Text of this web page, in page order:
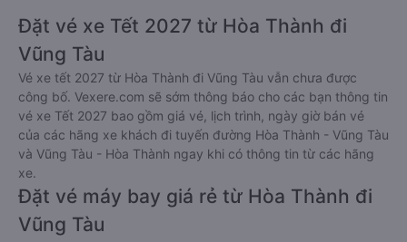
Đặt vé xe Tết 2027 từ Hòa Thành đi
Vũng Tàu
Vé xe tết 2027 từ Hòa Thành đi Vũng Tàu vẫn chưa được
công bố. Vexere.com sẽ sớm thông báo cho các bạn thông tin
vé xe Tết 2027 bao gồm giá vé, lịch trình, ngày giờ bán vé
của các hãng xe khách đi tuyến đường Hòa Thành - Vũng Tàu
và Vũng Tàu - Hòa Thành ngay khi có thông tin từ các hãng
xe.
Đặt vé máy bay giá rẻ từ Hòa Thành đi
Vũng Tàu